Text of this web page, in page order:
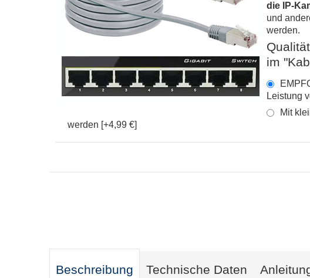
die
IP-
und
werden.
im
Leistung
Mit
werden [+4,99 €]
Beschreibung Technische Daten